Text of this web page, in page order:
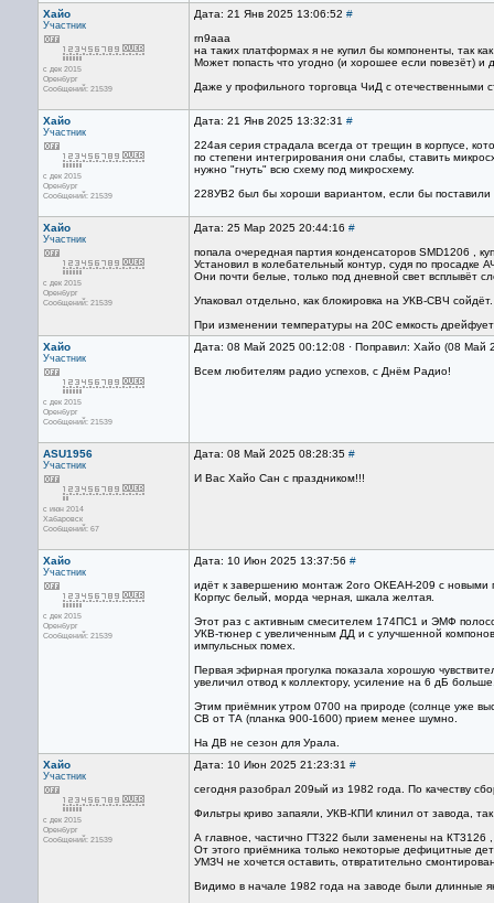
Хайо
Участник
с дек 2015
Оренбург
Сообщений: 21539
Дата: 21 Янв 2025 13:06:52 #
rn9aaa
на таких платформах я не купил бы компоненты, так
Может попасть что угодно (и хорошее если повезёт)
Даже у профильного торговца ЧиД с отечественными
Хайо
Участник
с дек 2015
Оренбург
Сообщений: 21539
Дата: 21 Янв 2025 13:32:31 #
224ая серия страдала всегда от трещин в корпусе,
по степени интегрирования они слабы, ставить
нужно "гнуть" всю схему под микросхему.
228УВ2 был бы хороши вариантом, если бы
Хайо
Участник
с дек 2015
Оренбург
Сообщений: 21539
Дата: 25 Мар 2025 20:44:16 #
попала очередная партия конденсаторов SMD1206 ,
Установил в колебательный контур, судя по просадке
Они почти белые, только под дневной свет всплывёт
Упаковал отдельно, как блокировка на УКВ-СВЧ сойдёт.
При изменении температуры на 20С емкость
Хайо
Участник
с дек 2015
Оренбург
Сообщений: 21539
Дата: 08 Май 2025 00:12:08 · Поправил: Хайо (08 Май
Всем любителям радио успехов, с Днём Радио!
ASU1956
Участник
с июн 2014
Хабаровск
Сообщений: 67
Дата: 08 Май 2025 08:28:35 #
И Вас Хайо Сан с праздником!!!
Хайо
Участник
с дек 2015
Оренбург
Сообщений: 21539
Дата: 10 Июн 2025 13:37:56 #
идёт к завершению монтаж 2ого ОКЕАН-209 с новыми
Корпус белый, морда черная, шкала желтая.
Этот раз с активным смесителем 174ПС1 и ЭМФ
УКВ-тюнер с увеличенным ДД и с улучшенной
импульсных помех.
Первая эфирная прогулка показала хорошую
увеличил отвод к коллектору, усиление на 6 дБ
Этим приёмник утром 0700 на природе (солнце уже
СВ от ТА (планка 900-1600) прием менее шумно.
На ДВ не сезон для Урала.
Хайо
Участник
с дек 2015
Оренбург
Сообщений: 21539
Дата: 10 Июн 2025 21:23:31 #
сегодня разобрал 209ый из 1982 года. По качеству
Фильтры криво запаяли, УКВ-КПИ клинил от завода,
А главное, частично ГТ322 были заменены на КТ3126 ,
От этого приёмника только некоторые дефицитные
УМЗЧ не хочется оставить, отвратительно
Видимо в начале 1982 года на заводе были длинные